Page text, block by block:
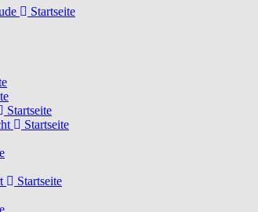
Startseite
Startseite
Startseite
Startseite